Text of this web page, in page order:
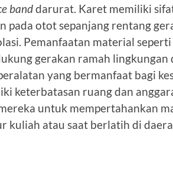
banddarurat. Karet memiliki
pada otot sepanjang rentang
Pemanfaatan material
gerakan ramah lingkungan
yang bermanfaat bagi
keterbatasan ruang dan
untuk mempertahankan
kuliah atau saat berlatih di